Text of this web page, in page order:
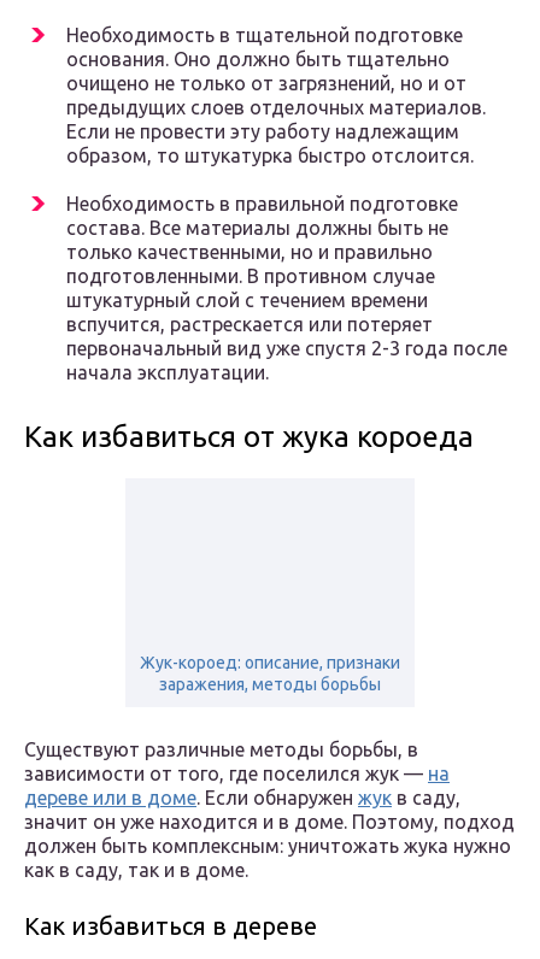
Необходимость в тщательной подготовке
основания. Оно должно быть тщательно
очищено не только от загрязнений, но и от
предыдущих слоев отделочных материалов.
Если не провести эту работу надлежащим
образом, то штукатурка быстро отслоится.
Необходимость в правильной подготовке
состава. Все материалы должны быть не
только качественными, но и правильно
подготовленными. В противном случае
штукатурный слой с течением времени
вспучится, растрескается или потеряет
первоначальный вид уже спустя 2-3 года после
начала эксплуатации.
Как избавиться от жука короеда
Жук-короед: описание, признаки
заражения, методы борьбы
Существуют различные методы борьбы, в
зависимости от того, где поселился жук — на
дереве или в доме. Если обнаружен жук в саду,
значит он уже находится и в доме. Поэтому, подход
должен быть комплексным: уничтожать жука нужно
как в саду, так и в доме.
Как избавиться в дереве